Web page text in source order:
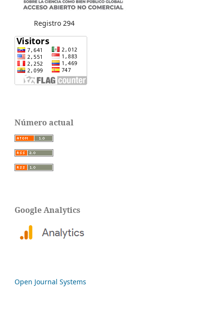
Registro 294
Número actual
Google Analytics
Open Journal Systems